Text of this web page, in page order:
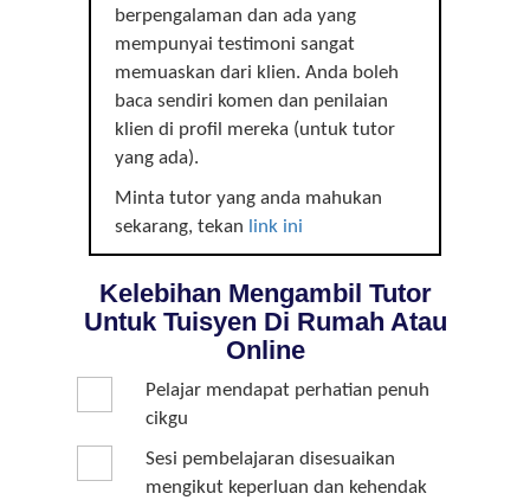
berpengalaman dan ada yang
mempunyai testimoni sangat
memuaskan dari klien. Anda boleh
baca sendiri komen dan penilaian
klien di profil mereka (untuk tutor
yang ada).
Minta tutor yang anda mahukan
sekarang, tekan link ini
Kelebihan Mengambil Tutor
Untuk Tuisyen Di Rumah Atau
Online
Pelajar mendapat perhatian penuh
cikgu
Sesi pembelajaran disesuaikan
mengikut keperluan dan kehendak